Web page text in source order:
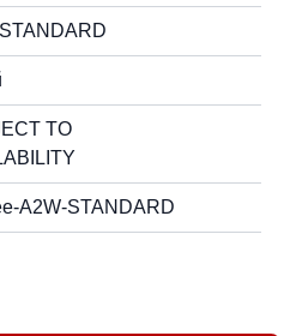
TO
A2W-STANDARD